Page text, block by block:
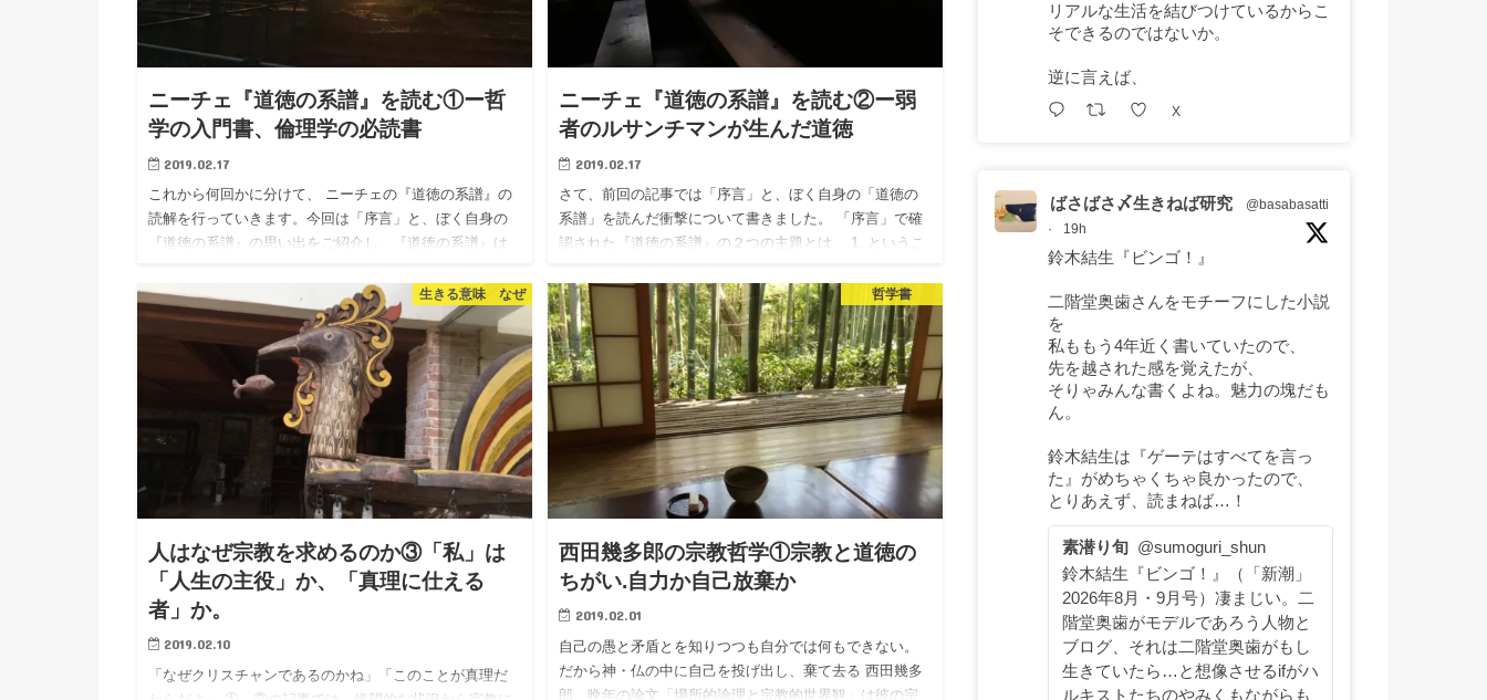
ニーチェ『道徳の系譜』を読む①ー哲
学の入門書、倫理学の必読書
2019.02.17
これから何回かに分けて、 ニーチェの『道徳の系譜』の
読解を行っていきます。今回は「序言」と、ぼく自身の
『道徳の系譜』の思い出をご紹介し、『道徳の系譜』は
ーチェの『道徳の…
ニーチェ『道徳の系譜』を読む②ー弱
者のルサンチマンが生んだ道徳
2019.02.17
さて、前回の記事では「序言」と、ぼく自身の「道徳の
系譜」を読んだ衝撃について書きました。 「序言」で確
認された『道徳の系譜』の２つの主題とは、 1, というこ
徳的」価…
生きる意味 なぜ
人はなぜ宗教を求めるのか③「私」は
「人生の主役」か、「真理に仕える
者」か。
2019.02.10
「なぜクリスチャンであるのかね」「このことが真理だ
哲学書
西田幾多郎の宗教哲学①宗教と道徳の
ちがい.自力か自己放棄か
2019.02.01
自己の愚と矛盾とを知りつつも自分では何もできない。
だから神・仏の中に自己を投げ出し、棄て去る 西田幾多
郎、晩年の論文「場所的論理と宗教的世界観」は彼の宗
リアルな生活を結びつけているからこ
そできるのではないか。
逆に言えば、
X
ばさばさ〆生きねば研究
@basabasatti
·
19h
鈴木結生『ビンゴ！』
二階堂奥歯さんをモチーフにした小説
を
私ももう4年近く書いていたので、
先を越された感を覚えたが、
そりゃみんな書くよね。魅力の塊だも
ん。
鈴木結生は『ゲーテはすべてを言っ
た』がめちゃくちゃ良かったので、
とりあえず、読まねば…！
素潜り旬 @sumoguri_shun
鈴木結生『ビンゴ！』（「新潮」
2026年8月・9月号）凄まじい。二
階堂奥歯がモデルであろう人物と
ブログ、それは二階堂奥歯がもし
生きていたら…と想像させるifがハ
ルキストたちのやみくもながらも